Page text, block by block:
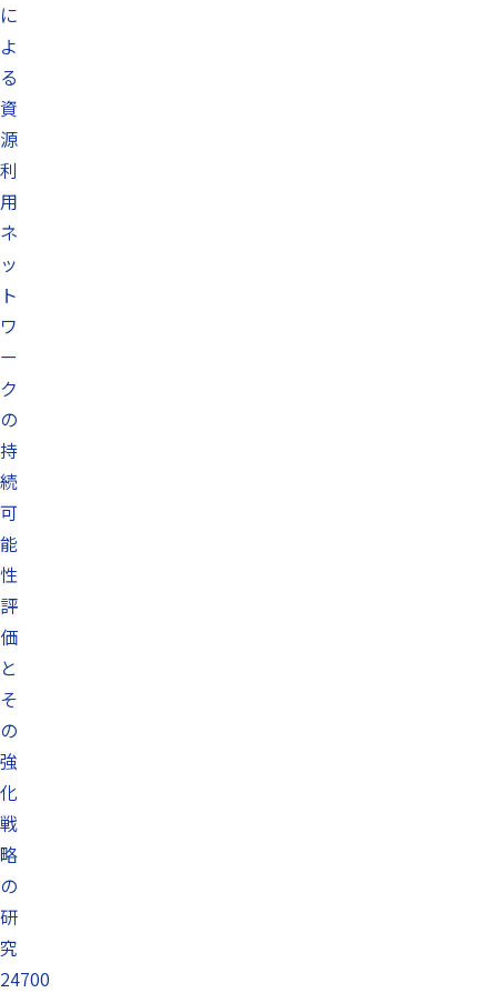
に
よ
る
資
源
利
用
ネ
ッ
ト
ワ
ー
ク
の
持
続
可
能
性
評
価
と
そ
の
強
化
戦
略
の
研
究
24700